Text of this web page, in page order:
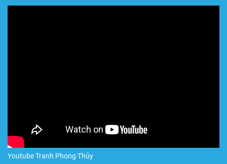
Youtube Tranh Phong Thủy